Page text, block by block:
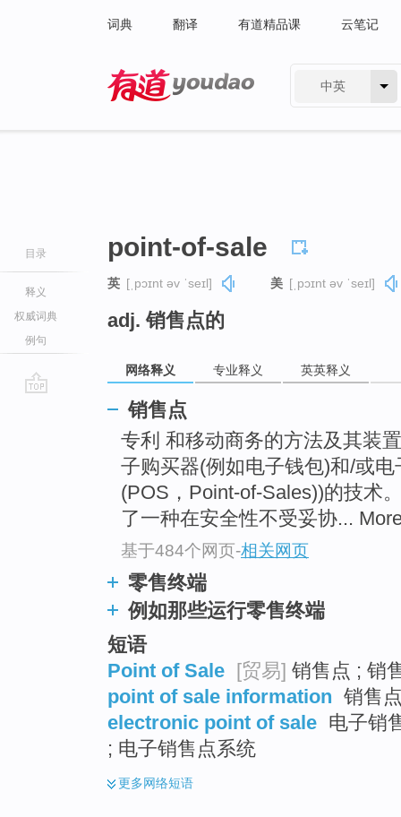
词典 翻译 有道精品课 云笔记
中英
目录
释义
权威词典
例句
point-of-sale
英 [ˌpɔɪnt əv ˈseɪl] 美 [ˌpɔɪnt əv ˈseɪl]
adj. 销售点的
网络释义 专业释义 英英释义
销售点
专利 和移动商务的方法及其装
子购买器(例如电子钱包)和/或
(POS，Point-of-Sales))的技术
了一种在安全性不受妥协...
基于484个网页-相关网页
零售终端
例如那些运行零售终端
短语
Point of Sale
[贸易] 销售点 ; 销
point of sale information 销售
electronic point of sale 电子销
; 电子销售点系统
更多网络短语